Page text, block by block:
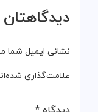
نشانی ایمیل شما
علامت‌گذاری